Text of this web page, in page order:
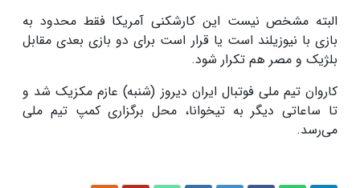
البته مشخص نیست این کارشکنی آمریکا فقط محدود به
بازی با نیوزیلند است یا قرار است برای دو بازی بعدی مقابل
بلژیک و مصر هم تکرار شود.
کاروان تیم ملی فوتبال ایران دیروز (شنبه) عازم مکزیک شد و
تا ساعاتی دیگر به تیخوانا، محل برگزاری کمپ تیم ملی
می‌رسد.